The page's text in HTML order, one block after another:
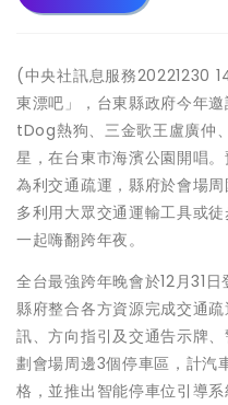
(中央社訊息服務20221230
東漂吧」，台東縣政府今年
tDog熱狗、三金歌王盧廣仲
星，在台東市海濱公園開唱
為利交通疏運，縣府於會場
多利用大眾交通運輸工具或
一起嗨翻跨年夜。
全台最強跨年晚會於12月31
縣府整合各方資源完成交通
訊、方向指引及交通告示牌
劃會場周邊3個停車區，計汽
格，並推出智能停車位引導